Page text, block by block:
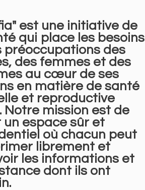
est une initiative de
qui place les besoins
préoccupations des
des femmes et des
au cœur de ses
en matière de santé
et reproductive
Notre mission est de
un espace sûr et
où chacun peut
librement et
les informations et
dont ils ont